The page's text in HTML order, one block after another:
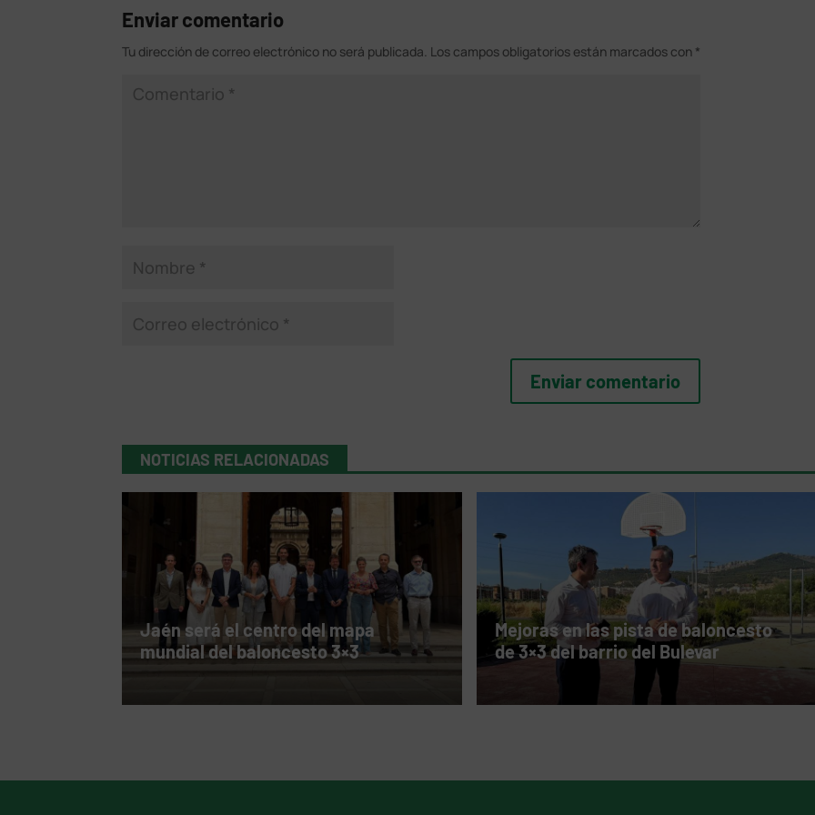
Enviar comentario
Tu dirección de correo electrónico no será publicada. Los campos obligatorios están marcados con *
NOTICIAS RELACIONADAS
Jaén será el centro del mapa
mundial del baloncesto 3×3
Mejoras en las pista de baloncesto
de 3×3 del barrio del Bulevar